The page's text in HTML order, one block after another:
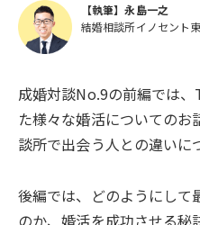
【執筆】永島一之
結婚相談所イノセント
成婚対談No.9の前編では
た様々な婚活についてのお
談所で出会う人との違いに
後編では、どのようにして
のか、婚活を成功させる秘